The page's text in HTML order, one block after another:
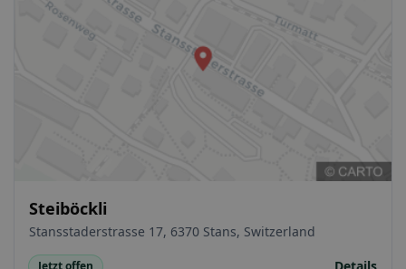
Steiböckli
Stansstaderstrasse 17, 6370 Stans, Switzerland